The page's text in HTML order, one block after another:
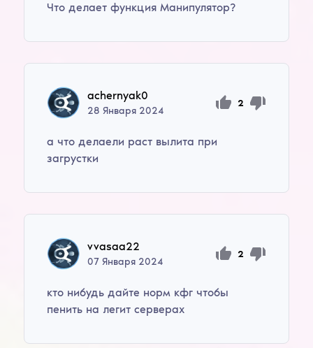
Что делает функция Манипулятор?
achernyak0
28Января 2024
2
а что делаели раст вылита при
загрустки
vvasaa22
07Января 2024
2
кто нибудь дайте норм кфг чтобы
пенить на легит серверах